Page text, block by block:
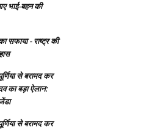
भाई-बहन की
सफाया - राष्ट्र की
से बरामद कर
का बड़ा ऐलान:
से बरामद कर